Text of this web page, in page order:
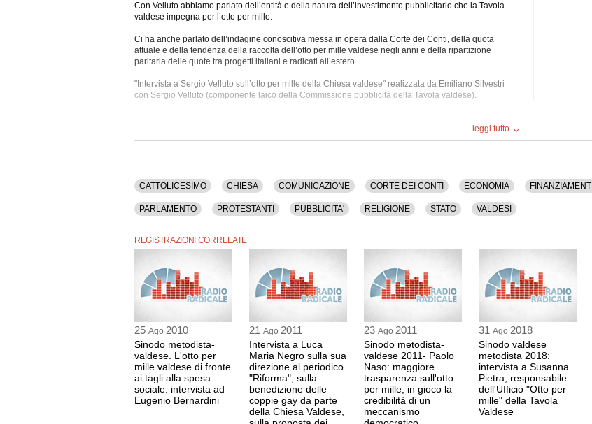
Con Velluto abbiamo parlato dell’entità e della natura dell’investimento pubblicitario che la Tavola
valdese impegna per l’otto per mille.
Ci ha anche parlato dell’indagine conoscitiva messa in opera dalla Corte dei Conti, della quota
attuale e della tendenza della raccolta dell’otto per mille valdese negli anni e della ripartizione
paritaria delle quote tra progetti italiani e radicati all’estero.
"Intervista a Sergio Velluto sull’otto per mille della Chiesa valdese" realizzata da Emiliano Silvestri
con Sergio Velluto (componente laico della Commissione pubblicità della Tavola valdese).
Nel corso dell'intervista sono stati trattati i seguenti temi: Cattolicesimo, Chiesa, Comunicazione,
La registrazione audio ha una durata di 8 minuti.
leggi tutto
CATTOLICESIMO CHIESA COMUNICAZIONE CORTE DEI CONTI ECONOMIA FINANZIAMENTI
PARLAMENTO PROTESTANTI PUBBLICITA' RELIGIONE STATO VALDESI
REGISTRAZIONI CORRELATE
25 Ago 2010
Sinodo metodista-
valdese. L'otto per
mille valdese di fronte
ai tagli alla spesa
sociale: intervista ad
Eugenio Bernardini
21 Ago 2011
Intervista a Luca
Maria Negro sulla sua
direzione al periodico
"Riforma", sulla
benedizione delle
coppie gay da parte
della Chiesa Valdese,
23 Ago 2011
Sinodo metodista-
valdese 2011- Paolo
Naso: maggiore
trasparenza sull'otto
per mille, in gioco la
credibilità di un
meccanismo
31 Ago 2018
Sinodo valdese
metodista 2018:
intervista a Susanna
Pietra, responsabile
dell'Ufficio "Otto per
mille" della Tavola
Valdese